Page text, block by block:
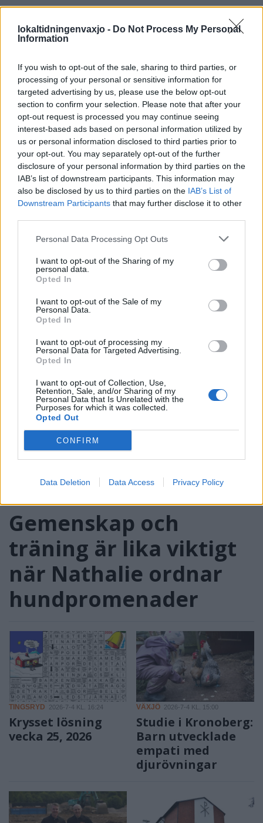
lokaltidningenvaxjo - Do Not Process My Personal
Information
If you wish to opt-out of the sale, sharing to third parties, or
processing of your personal or sensitive information for
targeted advertising by us, please use the below opt-out
section to confirm your selection. Please note that after your
opt-out request is processed you may continue seeing
interest-based ads based on personal information utilized by
us or personal information disclosed to third parties prior to
your opt-out. You may separately opt-out of the further
disclosure of your personal information by third parties on the
IAB’s list of downstream participants. This information may
also be disclosed by us to third parties on the IAB’s List of
Downstream Participants that may further disclose it to other
Personal Data Processing Opt Outs
I want to opt-out of the Sharing of my
personal data.
Opted In
I want to opt-out of the Sale of my
Personal Data.
Opted In
I want to opt-out of processing my
Personal Data for Targeted Advertising.
Opted In
I want to opt-out of Collection, Use,
Retention, Sale, and/or Sharing of my
Personal Data that Is Unrelated with the
Purposes for which it was collected.
Opted Out
CONFIRM
Data Deletion Data Access Privacy Policy
Hovmantorpsbo förvärvar ikoniskt designmärke
LESSEBO 2026-6-18 KL. 13:30
kvalitet
Fler nyheter
PÅ STARTSIDAN JUST NU
Gemenskap och
träning är lika viktigt
när Nathalie ordnar
hundpromenader
TINGSRYD 2026-7-4 KL. 16:24
Krysset lösning
vecka 25, 2026
VÄXJÖ 2026-7-4 KL. 15:00
Studie i Kronoberg:
Barn utvecklade
empati med
djurövningar